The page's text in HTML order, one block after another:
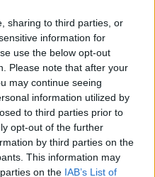
sharing to third parties, or
information for
use the below opt-out
Please note that after your
may continue seeing
information utilized by
to third parties prior to
opt-out of the further
by third parties on the
This information may
on the IAB’s List of
22 maart om 10:00 uur tot
uur